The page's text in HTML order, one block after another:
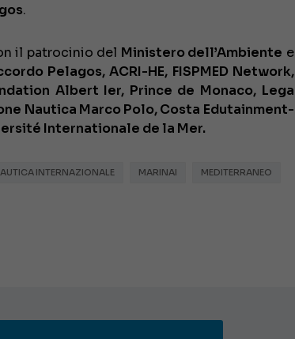
.
il patrocinio del Ministero dell’Ambiente e
Pelagos, ACRI-HE, FISPMED Network,
Albert Ier, Prince de Monaco, Lega
Nautica Marco Polo, Costa Edutainment-
Internationale de la Mer.
INTERNAZIONALE MARINAI MEDITERRANEO